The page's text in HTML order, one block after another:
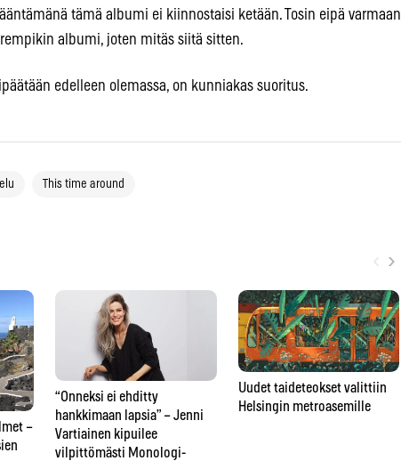
tämä albumi ei kiinnostaisi ketään. Tosin eipä varmaan
albumi, joten mitäs siitä sitten.
edelleen olemassa, on kunniakas suoritus.
This time around
›
–
“Onneksi ei ehditty
hankkimaan lapsia” – Jenni
Vartiainen kipuilee
vilpittömästi Monologi-
Uudet taideteokset valittiin
Helsingin metroasemille